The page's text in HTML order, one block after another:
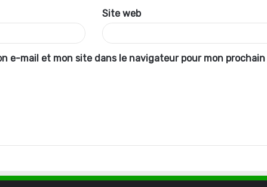
Site web
e-mail et mon site dans le navigateur pour mon prochain